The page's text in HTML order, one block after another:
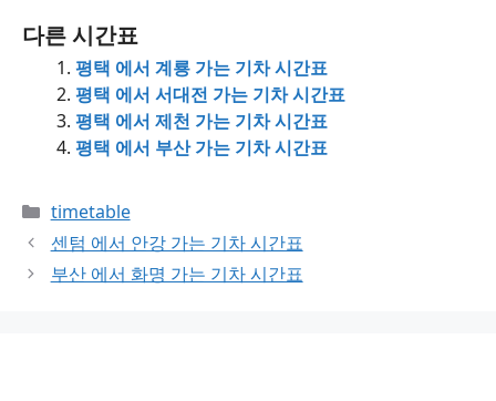
다른 시간표
평택 에서 계룡 가는 기차 시간표
평택 에서 서대전 가는 기차 시간표
평택 에서 제천 가는 기차 시간표
평택 에서 부산 가는 기차 시간표
Categories
timetable
센텀 에서 안강 가는 기차 시간표
부산 에서 화명 가는 기차 시간표